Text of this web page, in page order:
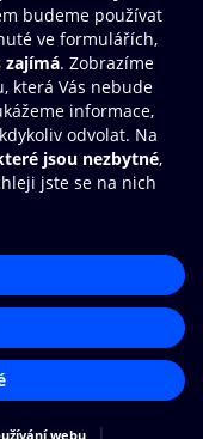
Knihovna
své e-knihy a
a pohodlněji.